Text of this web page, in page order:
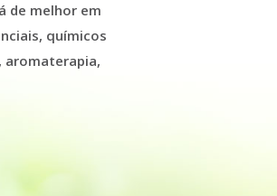
de melhor em
químicos
aromaterapia,